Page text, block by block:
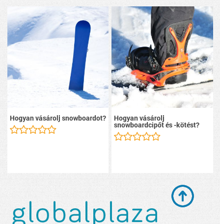
Hogyan vásárolj snowboardot? Hogyan vásárolj
snowboardcipőt és -kötést?